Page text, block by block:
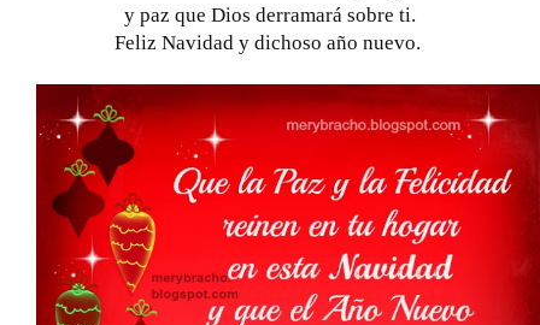
y paz que Dios derramará sobre ti.
Feliz Navidad y dichoso año nuevo.